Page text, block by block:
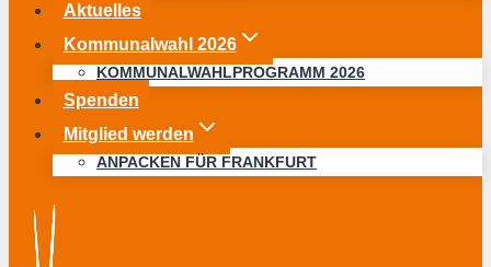
Aktuelles
Kommunalwahl 2026
KOMMUNALWAHLPROGRAMM 2026
Spenden
Mitglied werden
ANPACKEN FÜR FRANKFURT